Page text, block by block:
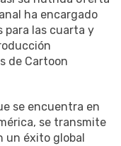
ha encargado
para las cuarta y
de Cartoon
se encuentra en
se transmite
un éxito global